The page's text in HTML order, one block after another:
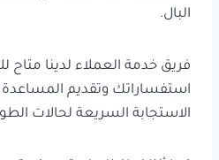
البال.
فريق خدمة العملاء لدينا متاح
استفساراتك وتقديم
الاستجابة السريعة لحالات